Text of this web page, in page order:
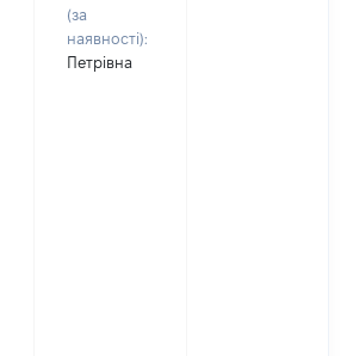
(за
наявності):
Петрівна